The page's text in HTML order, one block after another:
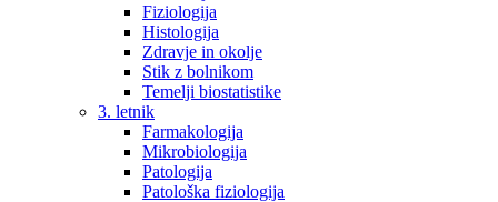
Fiziologija
Histologija
Zdravje in okolje
Stik z bolnikom
Temelji biostatistike
3. letnik
Farmakologija
Mikrobiologija
Patologija
Patološka fiziologija